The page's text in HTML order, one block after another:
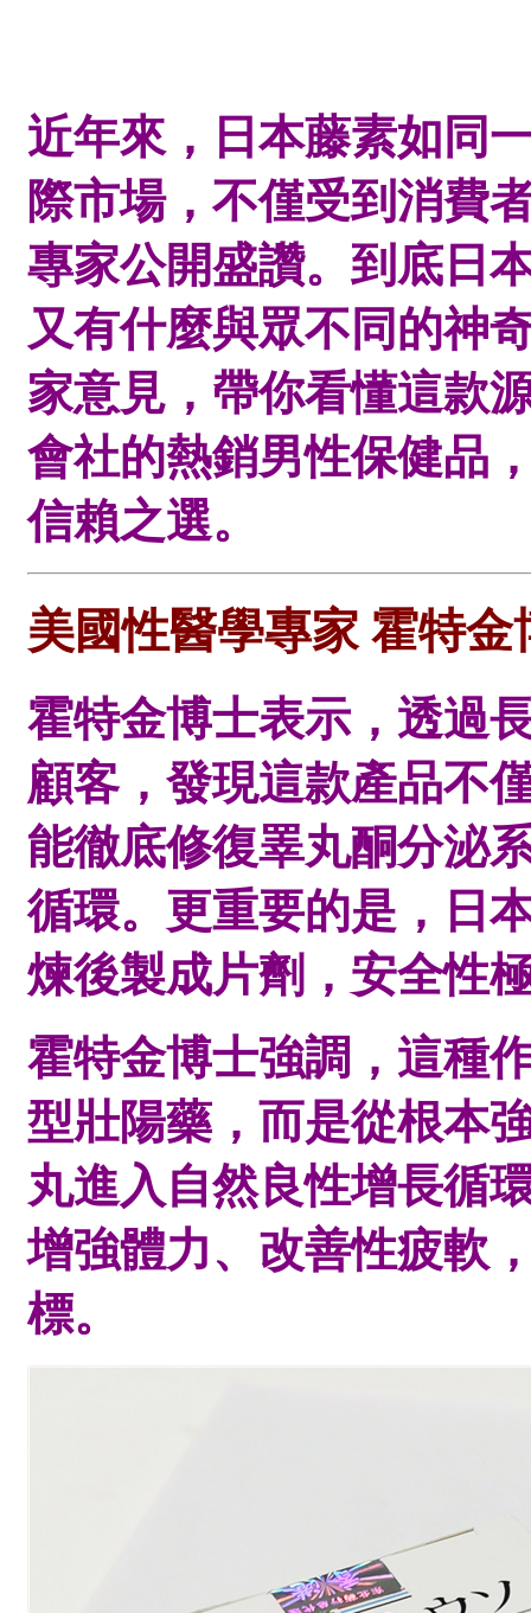
近年來，日本藤素如同
際市場，不僅受到消費
專家公開盛讚。到底日
又有什麼與眾不同的神
家意見，帶你看懂這款
會社的熱銷男性保健品
信賴之選。
美國性醫學專家 霍特
霍特金博士表示，透過
顧客，發現這款產品不
能徹底修復睪丸酮分泌
循環。更重要的是，日
煉後製成片劑，安全性
霍特金博士強調，這種
型壯陽藥，而是從根本
丸進入自然良性增長循
增強體力、改善性疲軟
標。